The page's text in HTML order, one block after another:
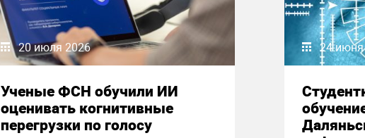
20 июля 2026
Ученые ФСН обучили ИИ
оценивать когнитивные
перегрузки по голосу
24